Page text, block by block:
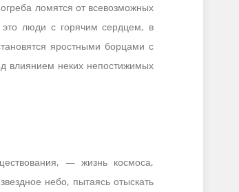
ломятся от всевозможных
это люди с горячим сердцем, в
яростными борцами с
влиянием неких непостижимых
— жизнь космоса,
небо, пытаясь отыскать